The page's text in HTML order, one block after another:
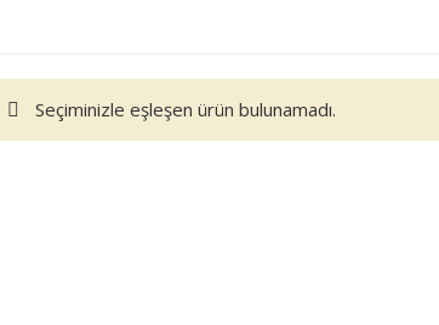
Seçiminizle eşleşen ürün bulunamadı.